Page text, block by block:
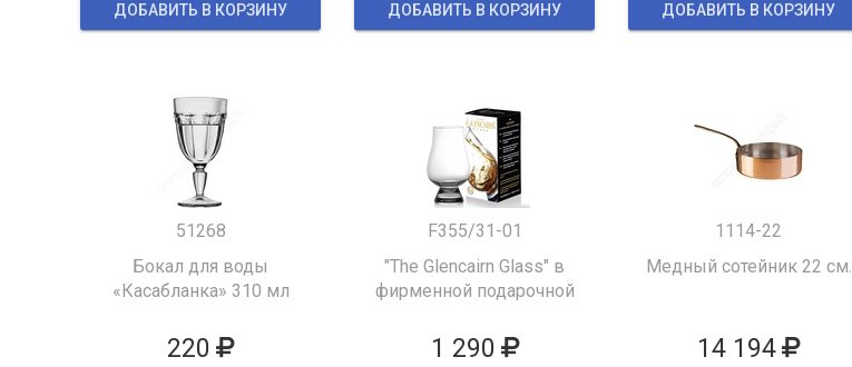
ДОБАВИТЬ В КОРЗИНУ ДОБАВИТЬ В КОРЗИНУ ДОБАВИТЬ В КОРЗИНУ
51268
Бокал для воды
«Касабланка» 310 мл
220
F355/31-01
"The Glencairn Glass" в
фирменной подарочной
1 290
1114-22
Медный сотейник 22 см.
14 194